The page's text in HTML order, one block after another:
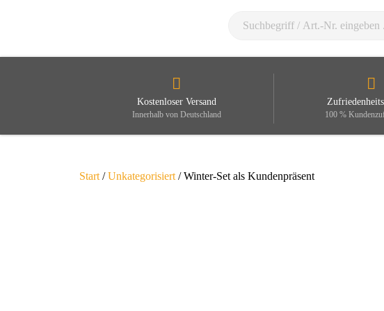
Kostenloser Versand
Innerhalb von Deutschland 100 %
Start /Unkategorisiert / Winter-Set als Kundenpräsent